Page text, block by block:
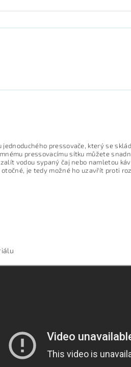
jednoduchého pressovače, který se
pressovacímu sítku můžete
vodou sypaný čaj nebo namletou
je tedy možné ho uzavřít proti